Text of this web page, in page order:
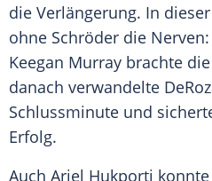
die Verlängerung. In
ohne Schröder die
Keegan Murray brachte
danach verwandelte
Schlussminute und
Erfolg.
Auch Ariel Hukporti